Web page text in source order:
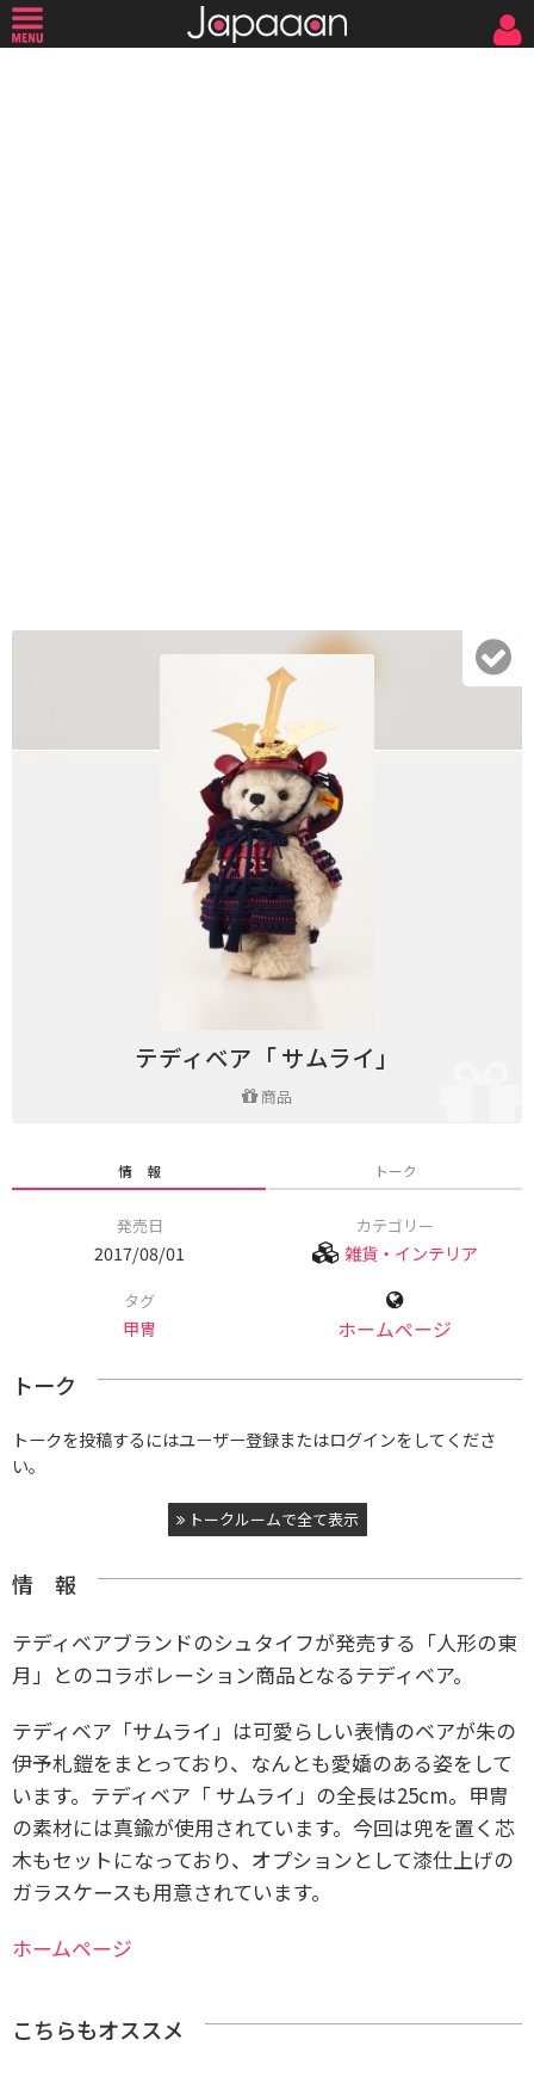
テディベア「 サムライ」
商品
情 報 トーク
発売日
2017/08/01
カテゴリー
雑貨・インテリア
タグ
甲冑 ホームページ
トーク
トークを投稿するにはユーザー登録またはログインをしてくださ
い。
トークルームで全て表示
情 報
テディベアブランドのシュタイフが発売する「人形の東
月」とのコラボレーション商品となるテディベア。
テディベア「サムライ」は可愛らしい表情のベアが朱の
伊予札鎧をまとっており、なんとも愛嬌のある姿をして
います。 テディベア「 サムライ」の全長は25cm。甲冑
の素材には真鍮が使用されています。今回は兜を置く芯
木もセットになっており、オプションとして漆仕上げの
ガラスケースも用意されています。
ホームページ
こちらもオススメ